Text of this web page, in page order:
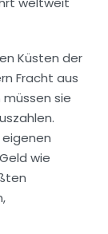
Küsten der
Fracht aus
sie
wie